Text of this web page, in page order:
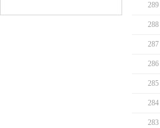
289
288
287
286
285
284
283